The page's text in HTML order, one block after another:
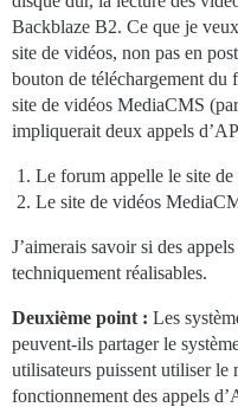
Backblaze B2. Ce que je
site de vidéos, non pas en
bouton de téléchargement du
site de vidéos MediaCMS
impliquerait deux appels
Le forum appelle le site
Le site de vidéos
J’aimerais savoir si des
techniquement réalisables.
Deuxième point : Les
peuvent-ils partager le
utilisateurs puissent utiliser le
fonctionnement des appels